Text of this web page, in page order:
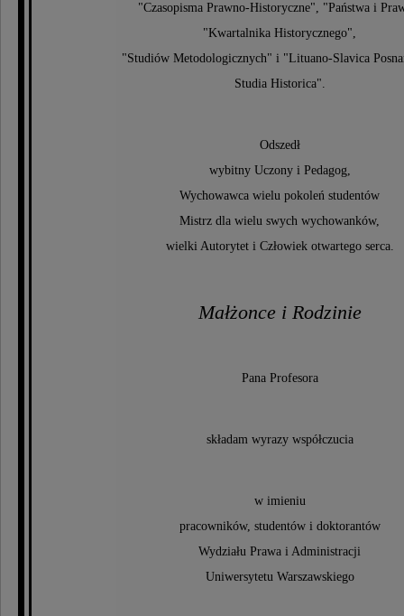
"Czasopisma Prawno-Historyczne", "Państwa i
"Kwartalnika Historycznego",
"Studiów Metodologicznych" i "Lituano-Slavica
Studia Historica".
Odszedł
wybitny Uczony i Pedagog,
Wychowawca wielu pokoleń studentów
Mistrz dla wielu swych wychowanków,
wielki Autorytet i Człowiek otwartego serca.
Małżonce i Rodzinie
Pana Profesora
składam wyrazy współczucia
w imieniu
pracowników, studentów i doktorantów
Wydziału Prawa i Administracji
Uniwersytetu Warszawskiego